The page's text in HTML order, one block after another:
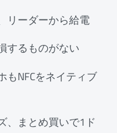
リーダーから給電
するものがない
もNFCをネイティブ
、まとめ買いで1ド